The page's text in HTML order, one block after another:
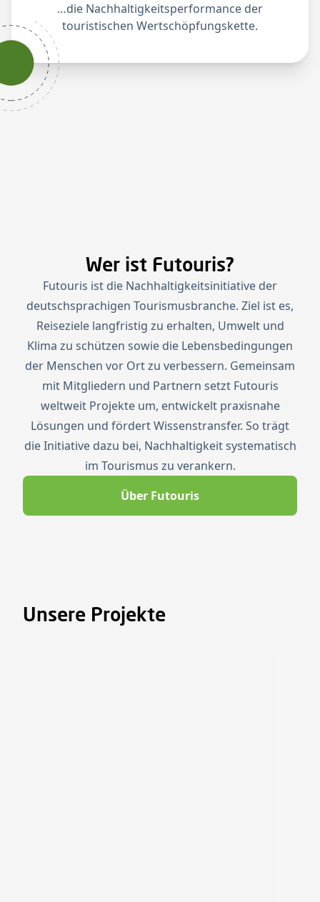
…die Nachhaltigkeitsperformance der
touristischen Wertschöpfungskette.​
Wer ist Futouris?
Futouris ist die Nachhaltigkeitsinitiative der
deutschsprachigen Tourismusbranche. Ziel ist es,
Reiseziele langfristig zu erhalten, Umwelt und
Klima zu schützen sowie die Lebensbedingungen
der Menschen vor Ort zu verbessern. Gemeinsam
mit Mitgliedern und Partnern setzt Futouris
weltweit Projekte um, entwickelt praxisnahe
Lösungen und fördert Wissenstransfer. So trägt
die Initiative dazu bei, Nachhaltigkeit systematisch
im Tourismus zu verankern.
Über Futouris
Unsere Projekte